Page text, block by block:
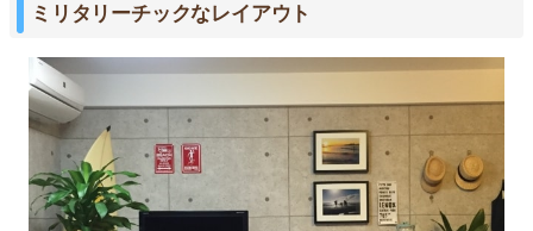
ミリタリーチックなレイアウト